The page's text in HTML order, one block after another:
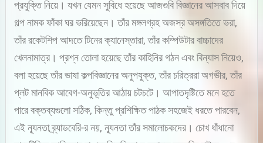
প্রযুক্তি নিয়ে। যখন যেমন সুবিধে হয়েছে আজগুবি বিজ্ঞানের আসবাব দিয়ে
গল্প নামক ফাঁকা ঘর ভরিয়েছেন। তাঁর মঙ্গলগ্রহ অজস্র অসঙ্গতিতে ভরা,
তাঁর রকেটশিপ আদতে টিনের ক্যানেস্তারা, তাঁর কম্পিউটার বাচ্চাদের
খেলনামাত্র। প্রশ্ন তোলা হয়েছে তাঁর কাহিনির গঠন এবং বিন্যাস নিয়েও,
বলা হয়েছে তাঁর ভাষা কল্পবিজ্ঞানের অনুপযুক্ত, তাঁর চরিত্ররা অগভীর, তাঁর
প্লট মানবিক আবেগ-অনুভূতির আঠায় চটচটে। আপাতদৃষ্টিতে মনে হতে
পারে বক্তব্যগুলো সঠিক, কিন্তু প্রশিক্ষিত পাঠক সহজেই ধরতে পারবেন,
এই ন্যূনতা ব্র্যাডবেরি-র নয়, ন্যূনতা তাঁর সমালোচকদের। চোখ ধাঁধানো